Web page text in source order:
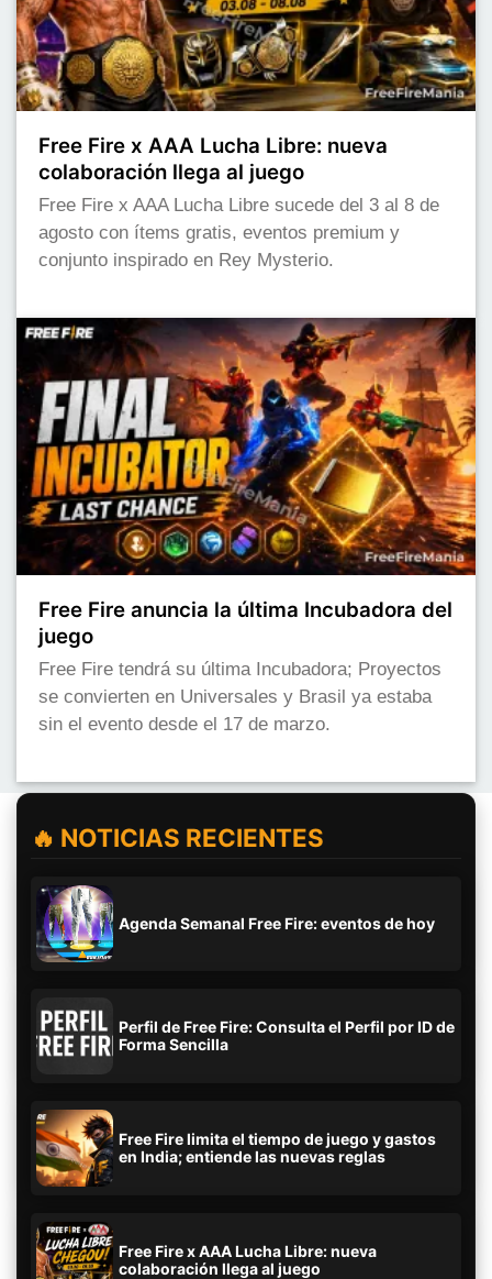
Free Fire x AAA Lucha Libre: nueva
colaboración llega al juego
Free Fire x AAA Lucha Libre sucede del 3 al 8 de
agosto con ítems gratis, eventos premium y
conjunto inspirado en Rey Mysterio.
Free Fire anuncia la última Incubadora del
juego
Free Fire tendrá su última Incubadora; Proyectos
se convierten en Universales y Brasil ya estaba
sin el evento desde el 17 de marzo.
🔥 NOTICIAS RECIENTES
Agenda Semanal Free Fire: eventos de hoy
Perfil de Free Fire: Consulta el Perfil por ID de
Forma Sencilla
Free Fire limita el tiempo de juego y gastos
en India; entiende las nuevas reglas
Free Fire x AAA Lucha Libre: nueva
colaboración llega al juego